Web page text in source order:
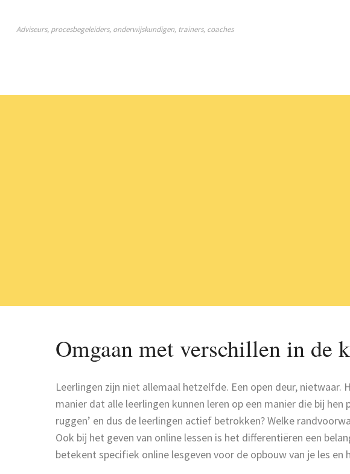
Adviseurs, procesbegeleiders, onderwijskundigen, trainers, coaches
Omgaan met verschillen in de
Leerlingen zijn niet allemaal hetzelfde. Een open deur,
manier dat alle leerlingen kunnen leren op een manier die bij
ruggen’ en dus de leerlingen actief betrokken? Welke
Ook bij het geven van online lessen is het differentiëren een
betekent specifiek online lesgeven voor de opbouw van je les en